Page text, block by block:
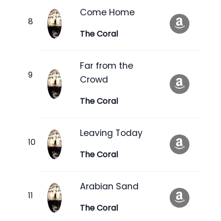
Come Home
The Coral
Far from the
Crowd
The Coral
Leaving Today
The Coral
Arabian Sand
The Coral